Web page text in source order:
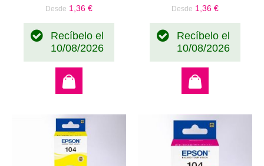
Desde 1,36 €
Recíbelo el
10/08/2026
Desde 1,36 €
Recíbelo el
10/08/2026